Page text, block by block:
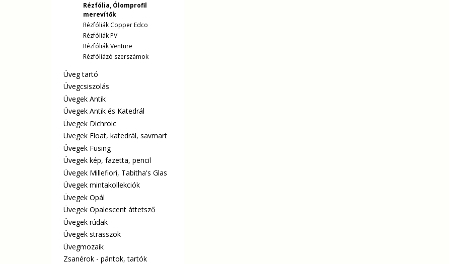
Rézfólia, Ólomprofil
merevítők
Rézfóliák Copper Edco
Rézfóliák PV
Rézfóliák Venture
Rézfóliázó szerszámok
Üveg tartó
Üvegcsiszolás
Üvegek Antik
Üvegek Antik és Katedrál
Üvegek Dichroic
Üvegek Float, katedrál, savmart
Üvegek Fusing
Üvegek kép, fazetta, pencil
Üvegek Millefiori, Tabitha's Glas
Üvegek mintakollekciók
Üvegek Opál
Üvegek Opalescent áttetsző
Üvegek rúdak
Üvegek strasszok
Üvegmozaik
Zsanérok - pántok, tartók